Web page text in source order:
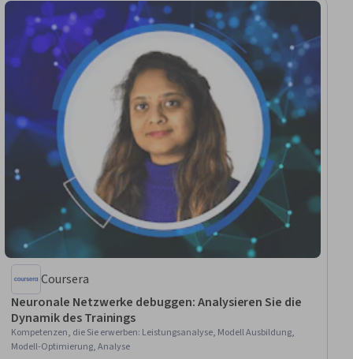
Coursera
Neuronale Netzwerke debuggen: Analysieren Sie die
Dynamik des Trainings
Kompetenzen, die Sie erwerben: Leistungsanalyse, Modell Ausbildung,
Modell-Optimierung, Analyse